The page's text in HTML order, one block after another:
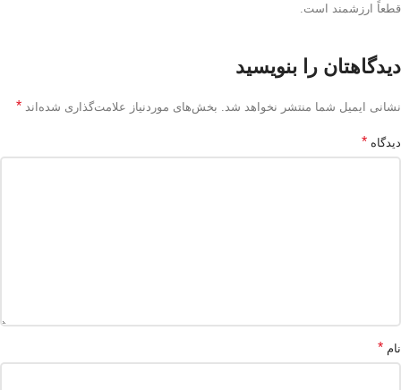
قطعاً ارزشمند است.
دیدگاهتان را بنویسید
نشانی ایمیل شما منتشر نخواهد شد. بخش‌های موردنیاز علامت‌گذاری شده‌اند *
دیدگاه *
نام *